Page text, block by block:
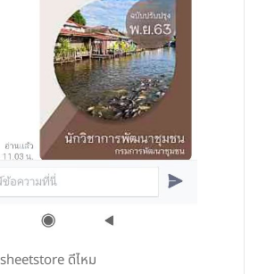
sheetstore ดีไหม